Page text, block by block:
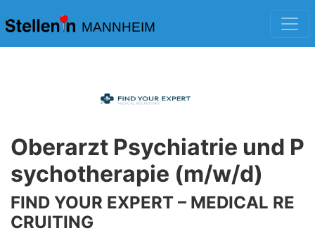
MANNHEIM
Oberarzt Psychiatrie und P
sychotherapie (m/w/d)
FIND YOUR EXPERT – MEDICAL RE
CRUITING